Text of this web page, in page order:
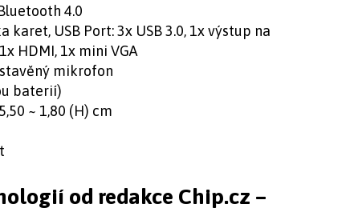
4.0
karet, USB Port: 3x USB 3.0, 1x výstup na
HDMI, 1x mini VGA
mikrofon
baterií)
~ 1,80 (H) cm
od redakce Chip.cz –